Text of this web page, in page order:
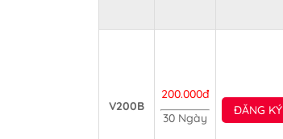
V200B
200.000đ
30 Ngày
ĐĂNG KÝ